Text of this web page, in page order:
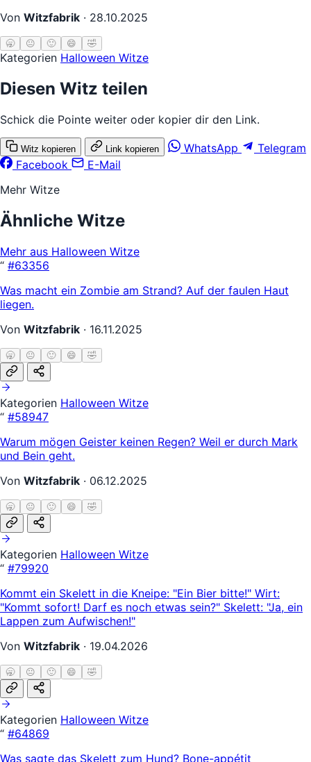
Von Witzfabrik · 28.10.2025
🥱 😐 🙂 😄 🤣
Kategorien Halloween Witze
Diesen Witz teilen
Schick die Pointe weiter oder kopier dir den Link.
Witz kopieren Link kopieren WhatsApp
Telegram
Facebook
E-Mail
Mehr Witze
Ähnliche Witze
Mehr aus Halloween Witze
“ #63356
Was macht ein Zombie am Strand? Auf der faulen Haut
liegen.
Von Witzfabrik · 16.11.2025
🥱 😐 🙂 😄 🤣
Kategorien Halloween Witze
“ #58947
Warum mögen Geister keinen Regen? Weil er durch Mark
und Bein geht.
Von Witzfabrik · 06.12.2025
🥱 😐 🙂 😄 🤣
Kategorien Halloween Witze
“ #79920
Kommt ein Skelett in die Kneipe: "Ein Bier bitte!" Wirt:
"Kommt sofort! Darf es noch etwas sein?" Skelett: "Ja, ein
Lappen zum Aufwischen!"
Von Witzfabrik · 19.04.2026
🥱 😐 🙂 😄 🤣
Kategorien Halloween Witze
“ #64869
Was sagte das Skelett zum Hund? Bone-appétit